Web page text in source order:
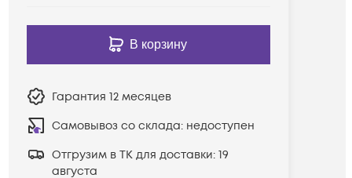
В корзину
Гарантия 12 месяцев
Самовывоз со склада: недоступен
Отгрузим в ТК для доставки: 19
августа